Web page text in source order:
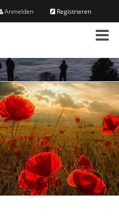
Anmelden Registrieren
M
e
n
ü